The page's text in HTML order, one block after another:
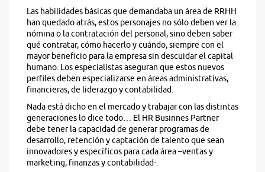
Las habilidades básicas que demandaba un área de RRHH
han quedado atrás, estos personajes no sólo deben ver la
nómina o la contratación del personal, sino deben saber
qué contratar, cómo hacerlo y cuándo, siempre con el
mayor beneficio para la empresa sin descuidar el capital
humano. Los especialistas aseguran que estos nuevos
perfiles deben especializarse en áreas administrativas,
financieras, de liderazgo y contabilidad.
Nada está dicho en el mercado y trabajar con las distintas
generaciones lo dice todo… El HR Businnes Partner
debe tener la capacidad de generar programas de
desarrollo, retención y captación de talento que sean
innovadores y específicos para cada área –ventas y
marketing, finanzas y contabilidad-.